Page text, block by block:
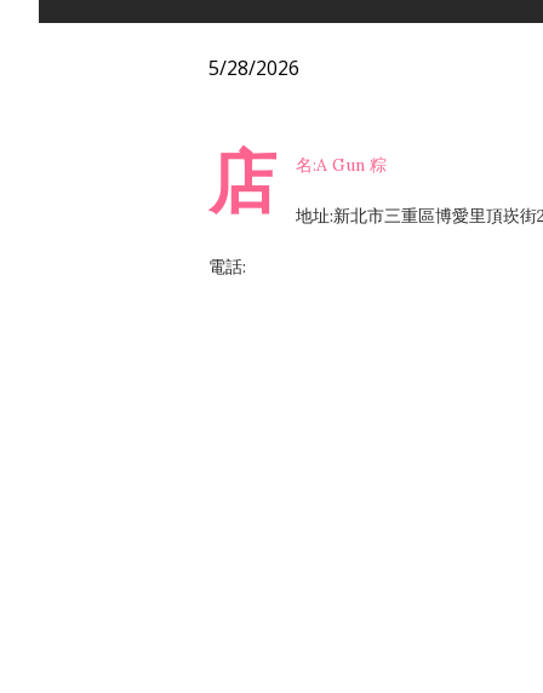
5/28/2026
店 名:A Gun 粽
地址:新北市三重區博愛里頂崁街
電話: